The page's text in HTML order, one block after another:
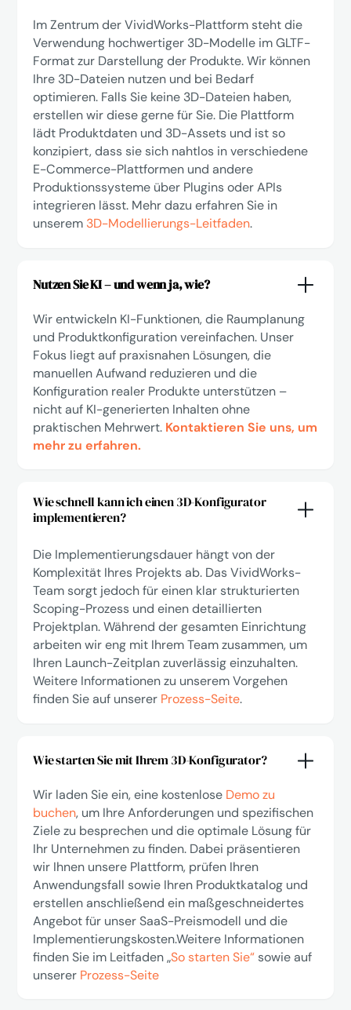
Im Zentrum der VividWorks-Plattform steht die
Verwendung hochwertiger 3D-Modelle im GLTF-
Format zur Darstellung der Produkte. Wir können
Ihre 3D-Dateien nutzen und bei Bedarf
optimieren. Falls Sie keine 3D-Dateien haben,
erstellen wir diese gerne für Sie. Die Plattform
lädt Produktdaten und 3D-Assets und ist so
konzipiert, dass sie sich nahtlos in verschiedene
E-Commerce-Plattformen und andere
Produktionssysteme über Plugins oder APIs
integrieren lässt. Mehr dazu erfahren Sie in
unserem 3D-Modellierungs-Leitfaden.
Nutzen Sie KI – und wenn ja, wie?
Wir entwickeln KI-Funktionen, die Raumplanung
und Produktkonfiguration vereinfachen. Unser
Fokus liegt auf praxisnahen Lösungen, die
manuellen Aufwand reduzieren und die
Konfiguration realer Produkte unterstützen –
nicht auf KI-generierten Inhalten ohne
praktischen Mehrwert. Kontaktieren Sie uns, um
mehr zu erfahren.
Wie schnell kann ich einen 3D-Konfigurator
implementieren?
Die Implementierungsdauer hängt von der
Komplexität Ihres Projekts ab. Das VividWorks-
Team sorgt jedoch für einen klar strukturierten
Scoping-Prozess und einen detaillierten
Projektplan. Während der gesamten Einrichtung
arbeiten wir eng mit Ihrem Team zusammen, um
Ihren Launch-Zeitplan zuverlässig einzuhalten.
Weitere Informationen zu unserem Vorgehen
finden Sie auf unserer Prozess-Seite.
Wie starten Sie mit Ihrem 3D-Konfigurator?
Wir laden Sie ein, eine kostenlose Demo zu
buchen, um Ihre Anforderungen und spezifischen
Ziele zu besprechen und die optimale Lösung für
Ihr Unternehmen zu finden. Dabei präsentieren
wir Ihnen unsere Plattform, prüfen Ihren
Anwendungsfall sowie Ihren Produktkatalog und
erstellen anschließend ein maßgeschneidertes
Angebot für unser SaaS-Preismodell und die
Implementierungskosten.Weitere Informationen
finden Sie im Leitfaden „So starten Sie“ sowie auf
unserer Prozess-Seite